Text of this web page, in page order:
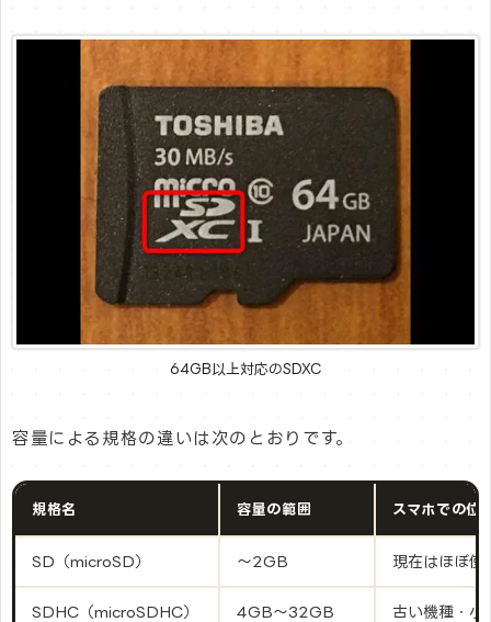
64GB以上対応のSDXC
容量による規格の違いは次のとおりです。
規格名 容量の範囲 スマホでの位
SD（microSD） 〜2GB 現在はほぼ使
SDHC（microSDHC） 4GB〜32GB 古い機種・小